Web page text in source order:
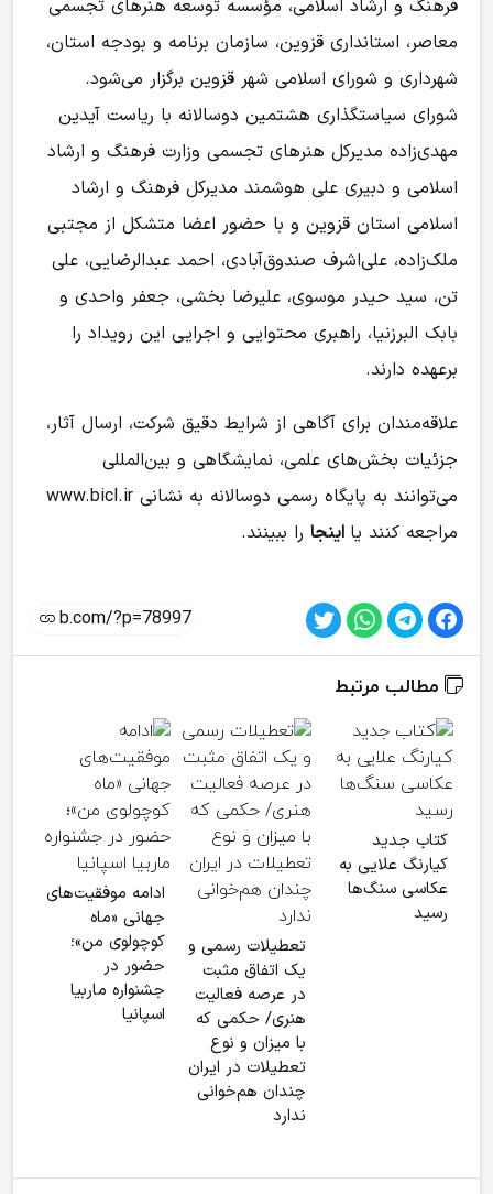
فرهنگ و ارشاد اسلامی، مؤسسه توسعه هنرهای تجسمی
معاصر، استانداری قزوین، سازمان برنامه و بودجه استان،
شهرداری و شورای اسلامی شهر قزوین برگزار می‌شود.
شورای سیاستگذاری هشتمین دوسالانه با ریاست آیدین
مهدی‌زاده مدیرکل هنرهای تجسمی وزارت فرهنگ و ارشاد
اسلامی و دبیری علی هوشمند مدیرکل فرهنگ و ارشاد
اسلامی استان قزوین و با حضور اعضا متشکل از مجتبی
ملک‌زاده، علی‌اشرف صندوق‌آبادی، احمد عبدالرضایی، علی
تن، سید حیدر موسوی، علیرضا بخشی، جعفر واحدی و
بابک البرزنیا، راهبری محتوایی و اجرایی این رویداد را
برعهده دارند.
علاقه‌مندان برای آگاهی از شرایط دقیق شرکت، ارسال آثار،
جزئیات بخش‌های علمی، نمایشگاهی و بین‌المللی
می‌توانند به پایگاه رسمی دوسالانه به نشانی www.bicl.ir
مراجعه کنند یا اینجا را ببینند.
مطالب مرتبط
کتاب جدید
کیارنگ علایی به
عکاسی سنگ‌ها
رسید
تعطیلات رسمی و
یک اتفاق مثبت
در عرصه فعالیت
هنری/ حکمی که
با میزان و نوع
تعطیلات در ایران
چندان هم‌خوانی
ندارد
ادامه موفقیت‌های
جهانی «ماه
کوچولوی من»؛
حضور در
جشنواره ماربیا
اسپانیا